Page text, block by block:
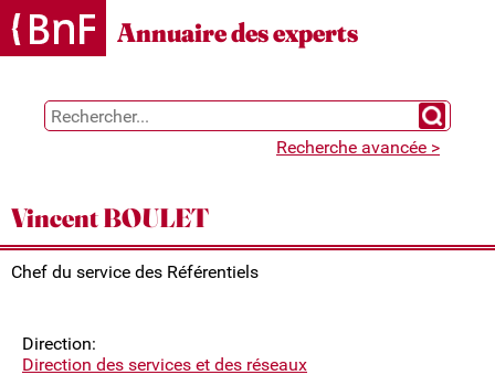
Gestion des cookies
Annuaire des experts
Chercher
Recherche avancée >
Vincent BOULET
Chef du service des Référentiels
Direction:
Direction des services et des réseaux